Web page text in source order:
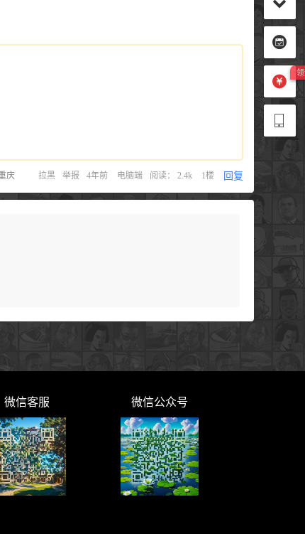
庆 拉黑 举报 4年前 电脑端 阅读： 2.4k 1楼 回复
微信客服 微信公众号